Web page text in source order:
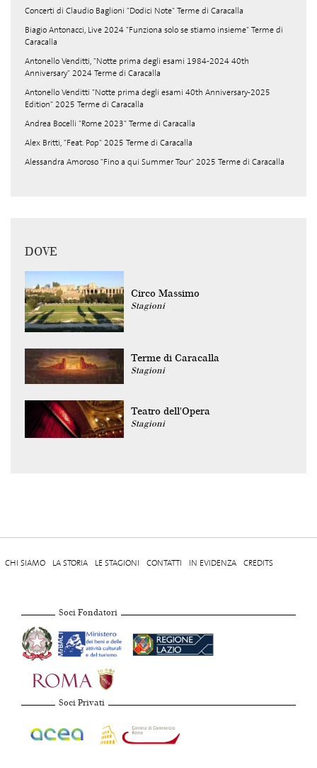
Concerti di Claudio Baglioni "Dodici Note" Terme di Caracalla
Biagio Antonacci, Live 2024 "Funziona solo se stiamo insieme" Terme di
Caracalla
Antonello Venditti, "Notte prima degli esami 1984-2024 40th
Anniversary" 2024 Terme di Caracalla
Antonello Venditti "Notte prima degli esami 40th Anniversary-2025
Edition" 2025 Terme di Caracalla
Andrea Bocelli "Rome 2023" Terme di Caracalla
Alex Britti, "Feat. Pop" 2025 Terme di Caracalla
Alessandra Amoroso "Fino a qui Summer Tour" 2025 Terme di Caracalla
DOVE
Circo Massimo
Stagioni
Terme di Caracalla
Stagioni
Teatro dell'Opera
Stagioni
CHI SIAMO LA STORIA LE STAGIONI CONTATTI IN EVIDENZA CREDITS
Soci Fondatori
Soci Privati